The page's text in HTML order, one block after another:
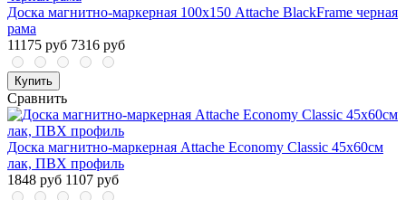
Доска магнитно-маркерная 100х150 Attache BlackFrame черная
рама
11175 руб 7316 руб
Купить
Сравнить
Доска магнитно-маркерная Attache Economy Classic 45х60см
лак, ПВХ профиль
1848 руб 1107 руб